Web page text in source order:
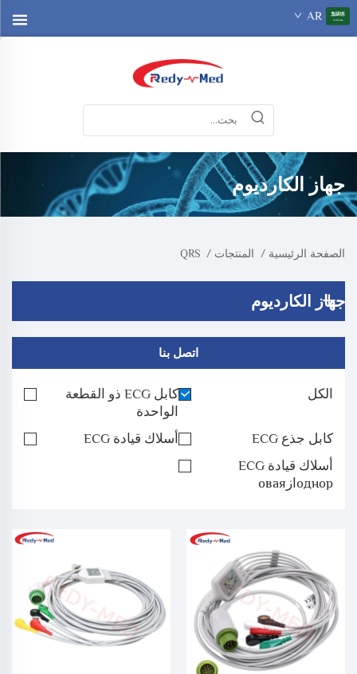
AR
جهاز الكارديوم
الصفحة الرئيسية / المنتجات /
QRS
جهاز الكارديوم
اتصل بنا
الكل
كابل ECG ذو القطعة
الواحدة
كابل جذع ECG
أسلاك قيادة ECG
أسلاك قيادة ECG
однорازовая